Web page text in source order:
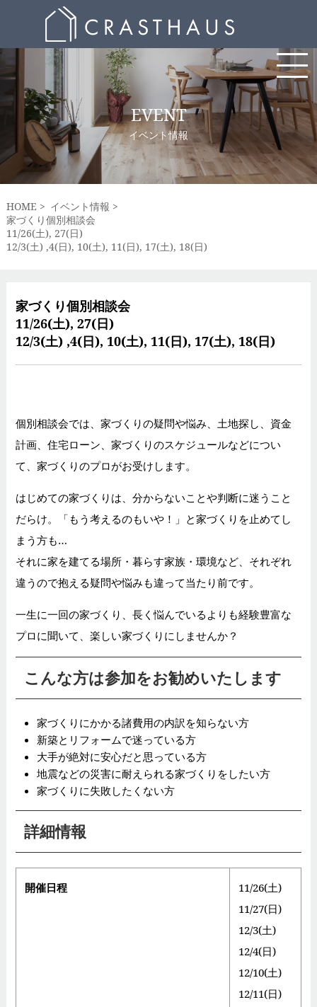
EVENT
イベント情報
HOME
イベント情報
家づくり個別相談会
11/26(土), 27(日)
12/3(土) ,4(日), 10(土), 11(日), 17(土), 18(日)
家づくり個別相談会
11/26(土), 27(日)
12/3(土) ,4(日), 10(土), 11(日), 17(土), 18(日)
個別相談会では、家づくりの疑問や悩み、土地探し、資金
計画、住宅ローン、家づくりのスケジュールなどについ
て、家づくりのプロがお受けします。
はじめての家づくりは、分からないことや判断に迷うこと
だらけ。「もう考えるのもいや！」と家づくりを止めてし
まう方も…
それに家を建てる場所・暮らす家族・環境など、それぞれ
違うので抱える疑問や悩みも違って当たり前です。
一生に一回の家づくり、長く悩んでいるよりも経験豊富な
プロに聞いて、楽しい家づくりにしませんか？
こんな方は参加をお勧めいたします
家づくりにかかる諸費用の内訳を知らない方
新築とリフォームで迷っている方
大手が絶対に安心だと思っている方
地震などの災害に耐えられる家づくりをしたい方
家づくりに失敗したくない方
詳細情報
開催日程
11/26(土)
11/27(日)
12/3(土)
12/4(日)
12/10(土)
12/11(日)